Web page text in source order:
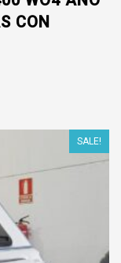
CON
SALE!
465 530
pulsando